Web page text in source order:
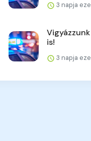
3 napja
is!
3 napja